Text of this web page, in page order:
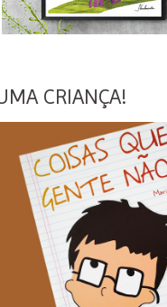
CRIANÇA!